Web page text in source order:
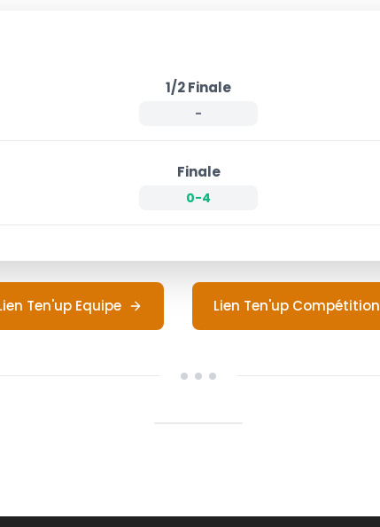
1/2 Finale
-
Finale
0-4
Ten'up Equipe Lien Ten'up Compétition